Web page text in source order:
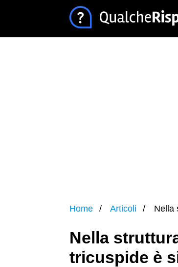
Home Articoli Nella
Nella
tricuspide è